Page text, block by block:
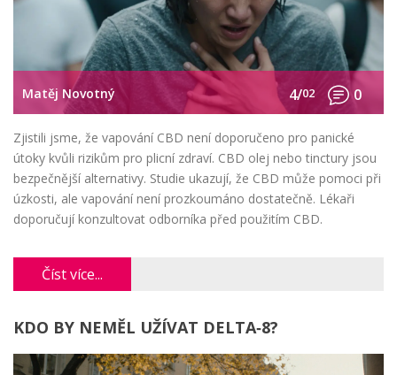
Matěj Novotný 4/02 0
Zjistili jsme, že vapování CBD není doporučeno pro panické
útoky kvůli rizikům pro plicní zdraví. CBD olej nebo tinctury jsou
bezpečnější alternativy. Studie ukazují, že CBD může pomoci při
úzkosti, ale vapování není prozkoumáno dostatečně. Lékaři
doporučují konzultovat odborníka před použitím CBD.
Číst více...
KDO BY NEMĚL UŽÍVAT DELTA‑8?